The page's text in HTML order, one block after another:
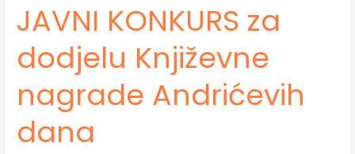
JAVNI KONKURS za
dodjelu Književne
nagrade Andrićevih
dana